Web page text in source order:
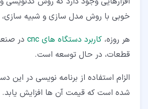
خوبی با روش مدل سازی و شبیه
هر روزه، کاربرد دستگاه های cnc
در
قطعات، در حال توسعه است.
الزام استفاده از برنامه نویسی در این
شده است که قیمت آن ها افزایش یابد.